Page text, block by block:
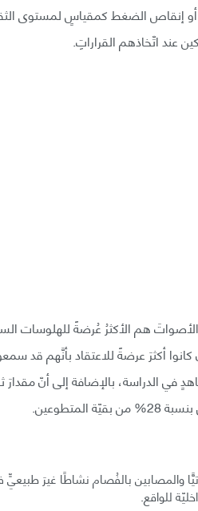
أو إنقاص الضغط كمقياسٍ لمستوى
عند اتّخاذهم القراراتِ.
هم الأكثرُ عُرضةً للهلوسات
أكثرَ عرضةً للاعتقاد بأنَّهم قد
في الدراسة، بالإضافة إلى أنّ
بالفُصام نشاطًا غيرَ طبيعيٍّ
للواقع.